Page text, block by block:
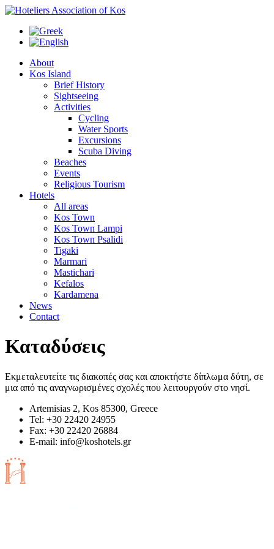
About
Kos Island
Brief History
Sightseeing
Activities
Cycling
Water Sports
Excursions
Scuba Diving
Beaches
Events
Religious Tourism
Hotels
All areas
Kos Town
Kos Town Lampi
Kos Town Psalidi
Tigaki
Marmari
Mastichari
Kefalos
Kardamena
News
Contact
Καταδύσεις
Εκμεταλευτείτε τις διακοπές σας και αποκτήστε δίπλωμα δύτη, σε
μια από τις αναγνωρισμένες σχολές που λειτουργούν στο νησί.
Artemisias 2, Kos 85300, Greece
Tel: +30 22420 24955
Fax: +30 22420 26884
Ε-mail: info@koshotels.gr